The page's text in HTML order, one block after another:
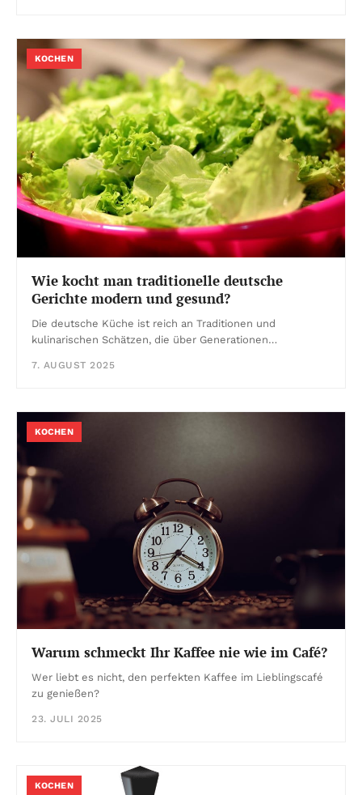
KOCHEN
Wie kocht man traditionelle deutsche
Gerichte modern und gesund?
Die deutsche Küche ist reich an Traditionen und
kulinarischen Schätzen, die über Generationen…
7. AUGUST 2025
KOCHEN
Warum schmeckt Ihr Kaffee nie wie im Café?
Wer liebt es nicht, den perfekten Kaffee im Lieblingscafé
zu genießen?
23. JULI 2025
KOCHEN